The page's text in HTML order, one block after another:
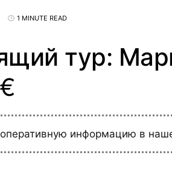
1 MINUTE READ
тур:
информацию в